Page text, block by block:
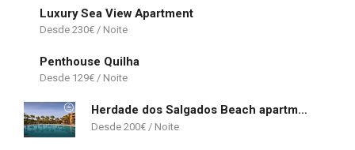
Luxury Sea View Apartment
230€
Penthouse Quilha
129€
Herdade dos Salgados Beach apartment
200€